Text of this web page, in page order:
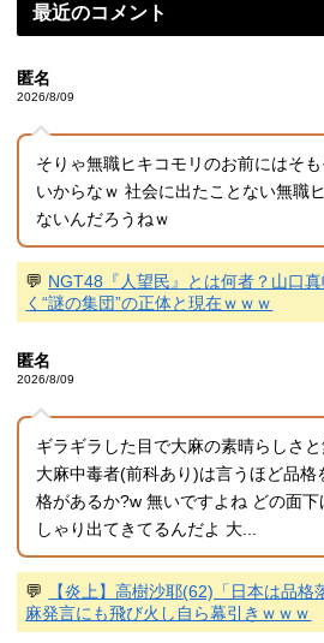
最近のコメント
匿名
2026/8/09
そりゃ無職ヒキコモリのお前にはそ
いからなｗ 社会に出たことない無職
ないんだろうねｗ
💬 NGT48『人望民』とは何者？山口
く“謎の集団”の正体と現在ｗｗｗ
匿名
2026/8/09
ギラギラした目で大麻の素晴らしさ
大麻中毒者(前科あり)は言うほど品格
格があるか?w 無いですよね どの面
しゃり出てきてるんだよ 大...
💬
【炎上】高樹沙耶(62)「日本は品
麻発言にも飛び火し自ら幕引きｗｗｗ